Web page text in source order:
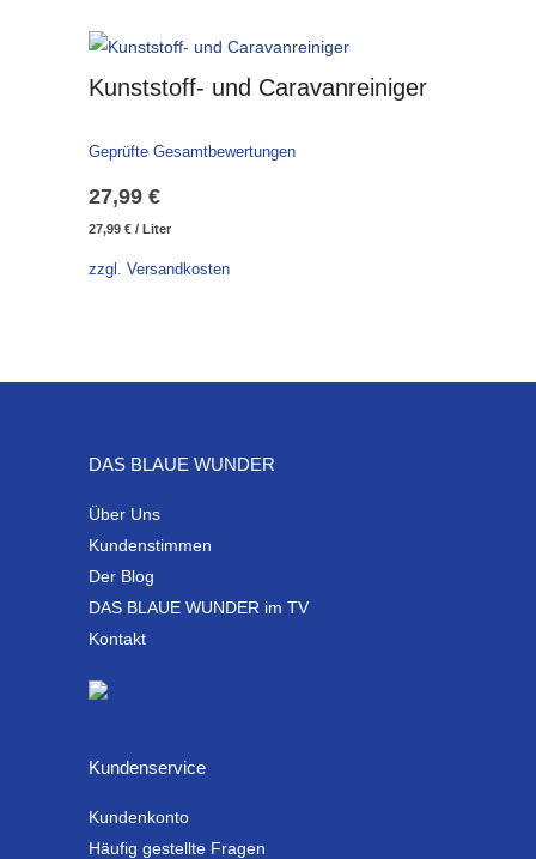
7,50 €4,00 €.
Kunststoff- und Caravanreiniger
Geprüfte Gesamtbewertungen
27,99 €
27,99 € / Liter
zzgl. Versandkosten
DAS BLAUE WUNDER
Über Uns
Kundenstimmen
Der Blog
DAS BLAUE WUNDER im TV
Kontakt
Kundenservice
Kundenkonto
Häufig gestellte Fragen